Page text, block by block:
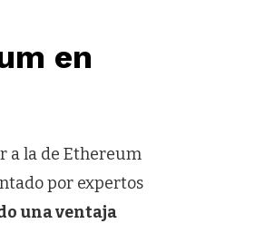
en
a la de Ethereum
por expertos
una ventaja